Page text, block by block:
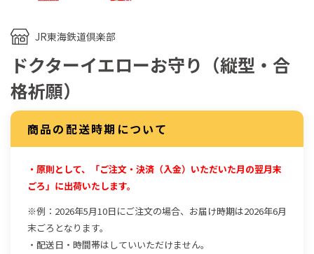
JR東海鉄道倶楽部
ドクターイエローお守り（縦型・合
格祈願）
商品の配送時期について
・原則として、「ご注文・決済（入金）いただいた月の翌月末
ごろ」に出荷いたします。
※例：2026年5月10日にご注文の場合、お届け時期は2026年6月
末ごろとなります。
・配送日・時間帯はしていいただけません。